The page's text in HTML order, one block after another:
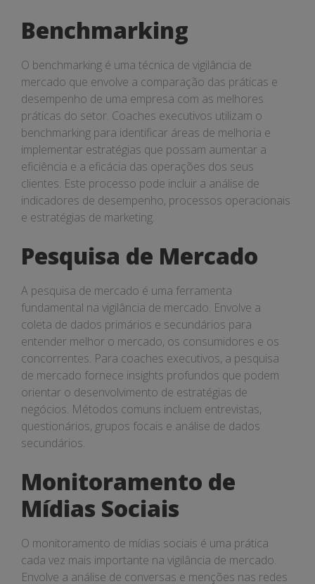
Benchmarking
O benchmarking é uma técnica de vigilância de
mercado que envolve a comparação das práticas e
desempenho de uma empresa com as melhores
práticas do setor. Coaches executivos utilizam o
benchmarking para identificar áreas de melhoria e
implementar estratégias que possam aumentar a
eficiência e a eficácia das operações dos seus
clientes. Este processo pode incluir a análise de
indicadores de desempenho, processos operacionais
e estratégias de marketing.
Pesquisa de Mercado
A pesquisa de mercado é uma ferramenta
fundamental na vigilância de mercado. Envolve a
coleta de dados primários e secundários para
entender melhor o mercado, os consumidores e os
concorrentes. Para coaches executivos, a pesquisa
de mercado fornece insights profundos que podem
orientar o desenvolvimento de estratégias de
negócios. Métodos comuns incluem entrevistas,
questionários, grupos focais e análise de dados
secundários.
Monitoramento de
Mídias Sociais
O monitoramento de mídias sociais é uma prática
cada vez mais importante na vigilância de mercado.
Envolve a análise de conversas e menções nas redes